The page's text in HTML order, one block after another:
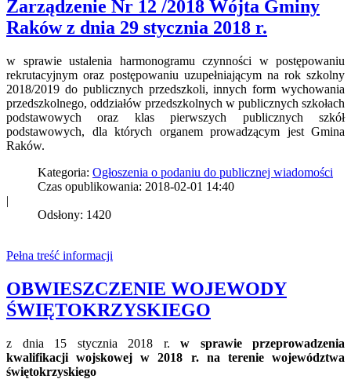
Zarządzenie Nr 12 /2018 Wójta Gminy
Raków z dnia 29 stycznia 2018 r.
w sprawie ustalenia harmonogramu czynności w postępowaniu
rekrutacyjnym oraz postępowaniu uzupełniającym na rok szkolny
2018/2019 do publicznych przedszkoli, innych form wychowania
przedszkolnego, oddziałów przedszkolnych w publicznych szkołach
podstawowych oraz klas pierwszych publicznych szkół
podstawowych, dla których organem prowadzącym jest Gmina
Raków.
Kategoria: Ogłoszenia o podaniu do publicznej wiadomości
Czas opublikowania: 2018-02-01 14:40
|
Odsłony: 1420
Pełna treść informacji
OBWIESZCZENIE WOJEWODY
ŚWIĘTOKRZYSKIEGO
z dnia 15 stycznia 2018 r. w sprawie przeprowadzenia
kwalifikacji wojskowej w 2018 r. na terenie województwa
świętokrzyskiego